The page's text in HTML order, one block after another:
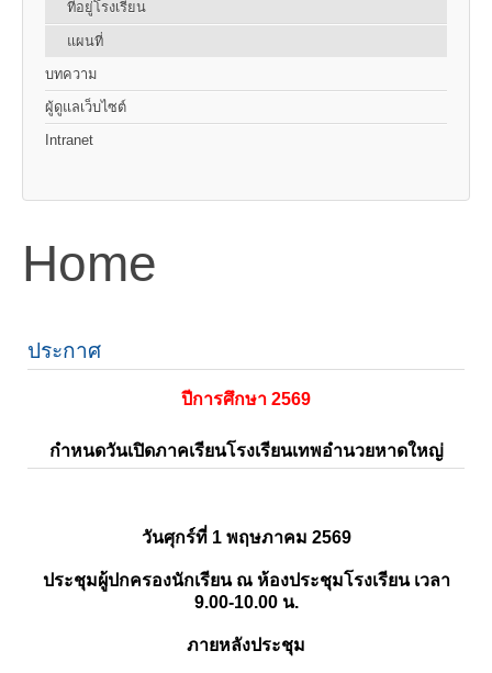
ที่อยู่โรงเรียน
แผนที่
บทความ
ผู้ดูแลเว็บไซต์
Intranet
Home
ประกาศ
ปีการศึกษา 2569
กำหนดวันเปิดภาคเรียนโรงเรียนเทพอำนวยหาดใหญ่
วันศุกร์ที่ 1 พฤษภาคม 2569
ประชุมผู้ปกครองนักเรียน ณ ห้องประชุมโรงเรียน เวลา
9.00-10.00 น.
ภายหลังประชุม